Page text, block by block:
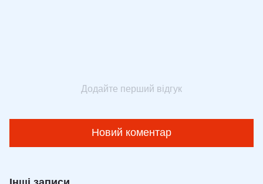
Додайте перший відгук
Новий коментар